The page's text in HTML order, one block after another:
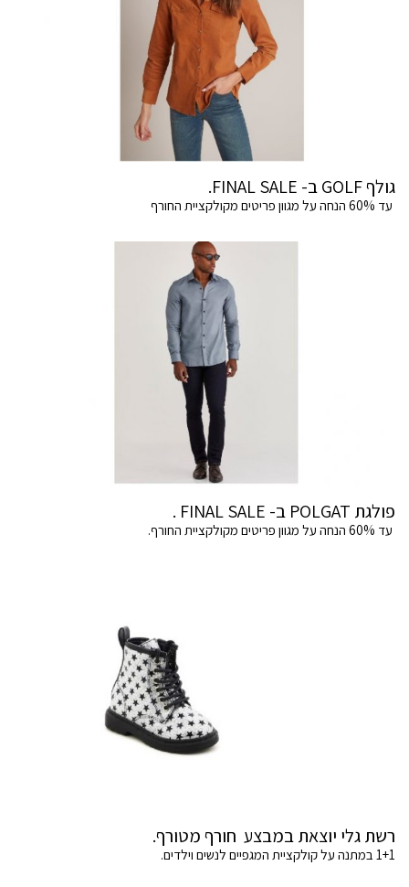
גולף GOLF ב- FINAL SALE.
עד 60% הנחה על מגוון פריטים מקולקציית החורף
פולגת POLGAT ב- FINAL SALE .
עד 60% הנחה על מגוון פריטים מקולקציית החורף.
רשת גלי יוצאת במבצע חורף מטורף.
1+1 במתנה על קולקציית המגפיים לנשים וילדים.